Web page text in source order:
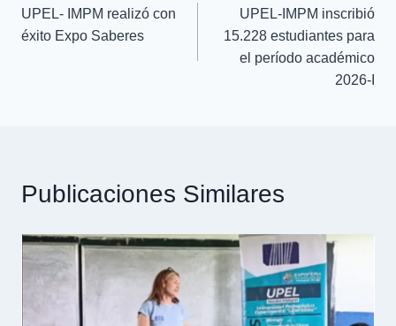
UPEL- IMPM realizó con
éxito Expo Saberes
UPEL-IMPM inscribió
15.228 estudiantes para
el período académico
2026-I
Publicaciones Similares